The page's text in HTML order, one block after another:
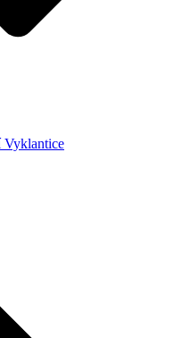
Vyklantice